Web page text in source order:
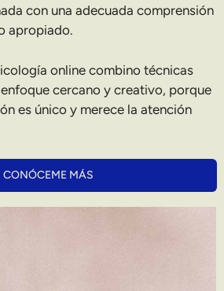
con una adecuada comprensión
apropiado.
online combino técnicas
cercano y creativo, porque
es único y merece la atención
CONÓCEME MÁS